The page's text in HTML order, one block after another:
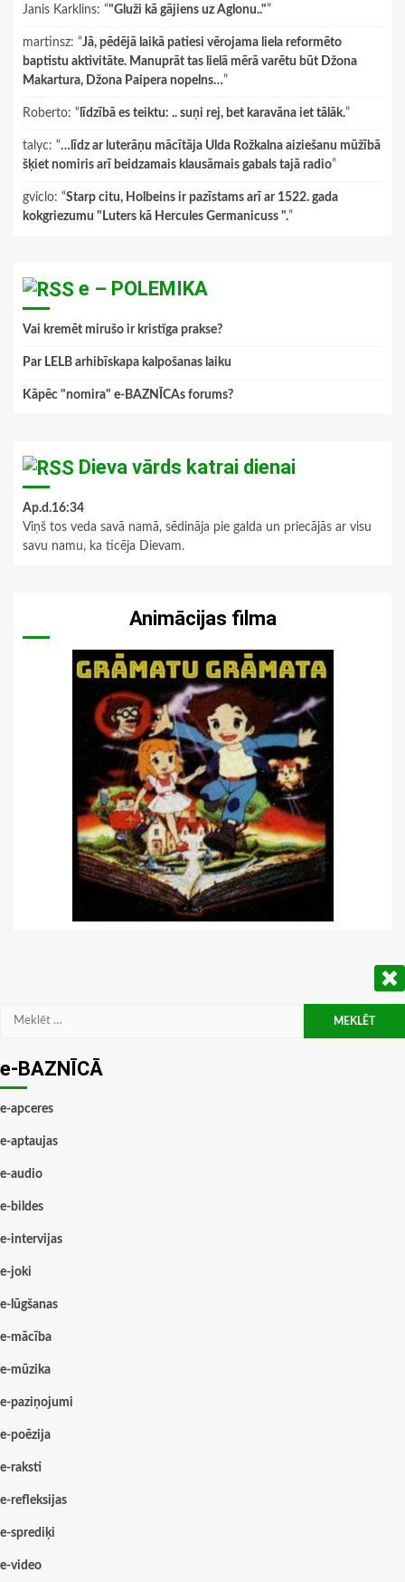
Janis Karklins: “"Gluži kā gājiens uz Aglonu.."”
martinsz: “Jā, pēdējā laikā patiesi vērojama liela reformēto
baptistu aktivitāte. Manuprāt tas lielā mērā varētu būt Džona
Makartura, Džona Paipera nopelns…”
Roberto: “ līdzībā es teiktu: .. suņi rej, bet karavāna iet tālāk.”
talyc: “…līdz ar luterāņu mācītāja Ulda Rožkalna aiziešanu mūžībā
šķiet nomiris arī beidzamais klausāmais gabals tajā radio”
gviclo: “Starp citu, Holbeins ir pazīstams arī ar 1522. gada
kokgriezumu "Luters kā Hercules Germanicuss ".”
e – POLEMIKA
Vai kremēt mirušo ir kristīga prakse?
Par LELB arhibīskapa kalpošanas laiku
Kāpēc "nomira" e-BAZNĪCAs forums?
Dieva vārds katrai dienai
Ap.d.16:34
Viņš tos veda savā namā, sēdināja pie galda un priecājās ar visu
savu namu, ka ticēja Dievam.
Animācijas filma
Meklēt:
e-BAZNĪCĀ
e-apceres
e-aptaujas
e-audio
e-bildes
e-intervijas
e-joki
e-lūgšanas
e-mācība
e-mūzika
e-paziņojumi
e-poēzija
e-raksti
e-refleksijas
e-sprediķi
e-video